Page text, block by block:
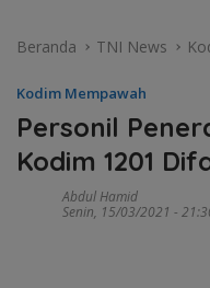
Beranda TNI News
Kodim Mempawah
Personil
Kodim 1201
Abdul Hamid
Senin, 15/03/2021 -